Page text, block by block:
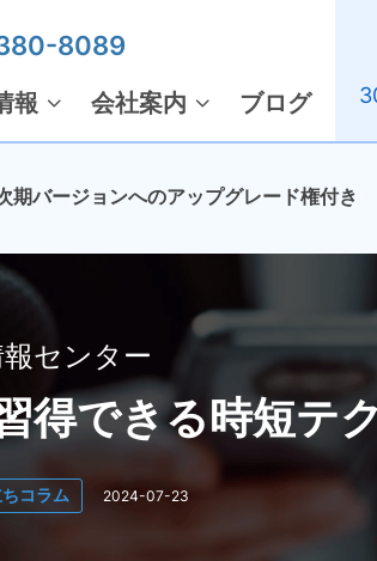
8089
報 会社案内 ブログ
バージョンへのアップグレード権付き
センター
得できる時短
コラム 2024-07-23